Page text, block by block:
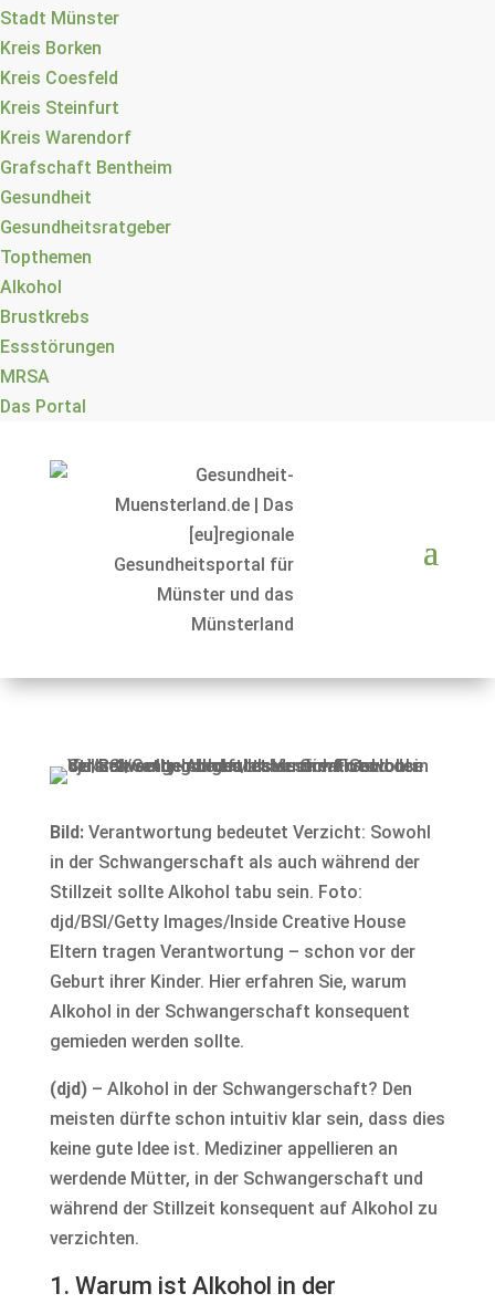
Stadt Münster
Kreis Borken
Kreis Coesfeld
Kreis Steinfurt
Kreis Warendorf
Grafschaft Bentheim
Gesundheit
Gesundheitsratgeber
Topthemen
Alkohol
Brustkrebs
Essstörungen
MRSA
Das Portal
Bild:Verantwortung bedeutet Verzicht: Sowohl
in der Schwangerschaft als auch während der
Stillzeit sollte Alkohol tabu sein. Foto:
djd/BSI/Getty Images/Inside Creative House
Eltern tragen Verantwortung – schon vor der
Geburt ihrer Kinder. Hier erfahren Sie, warum
Alkohol in der Schwangerschaft konsequent
gemieden werden sollte.
(djd)– Alkohol in der Schwangerschaft? Den
meisten dürfte schon intuitiv klar sein, dass dies
keine gute Idee ist. Mediziner appellieren an
werdende Mütter, in der Schwangerschaft und
während der Stillzeit konsequent auf Alkohol zu
verzichten.
1. Warum ist Alkohol in der